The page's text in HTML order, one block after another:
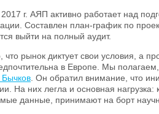
г. АЯП активно работает над
Составлен план-график по
выйти на полный аудит.
что рынок диктует свои условия, а
в Европе. Мы
Бычков . Он обратил внимание, что
На них легла и основная
данные, принимают на борт